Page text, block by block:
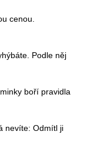
cenou.
Podle něj
boří pravidla
nevíte: Odmítl ji